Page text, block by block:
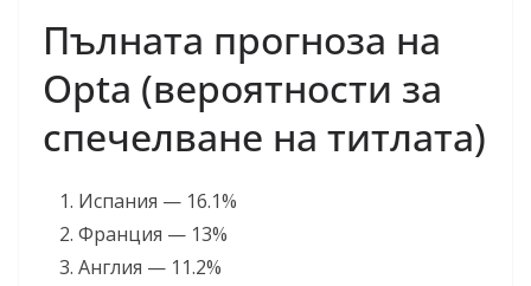
Пълната прогноза на
Opta (вероятности за
спечелване на титлата)
Испания — 16.1%
Франция — 13%
Англия — 11.2%